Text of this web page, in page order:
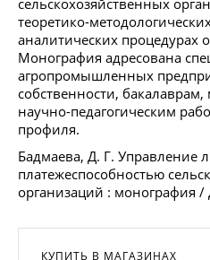
теоретико-
аналитических процедурах
Монография адресована
агропромышленных
собственности,
научно-педагогическим
профиля.
Бадмаева, Д. Г. Управление
платежеспособностью
организаций : монография /
КУПИТЬ В МАГАЗИНАХ